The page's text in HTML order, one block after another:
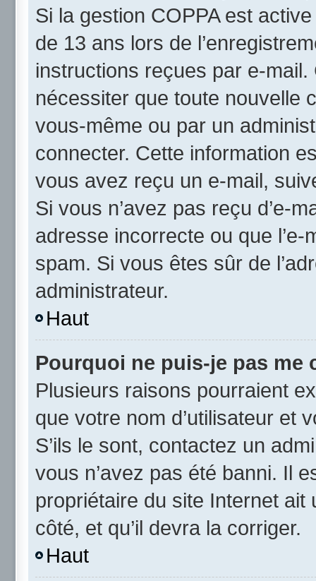
Si la gestion COPPA est
de 13 ans lors de
instructions reçues par e-
nécessiter que toute nouvelle
vous-même ou par un
connecter. Cette information
vous avez reçu un e-mail,
Si vous n’avez pas reçu d’e-
adresse incorrecte ou que
spam. Si vous êtes sûr de
administrateur.
Haut
Pourquoi ne puis-je pas me
Plusieurs raisons pourraient
que votre nom d’utilisateur et
S’ils le sont, contactez un
vous n’avez pas été banni. Il
propriétaire du site Internet
côté, et qu’il devra la corriger.
Haut